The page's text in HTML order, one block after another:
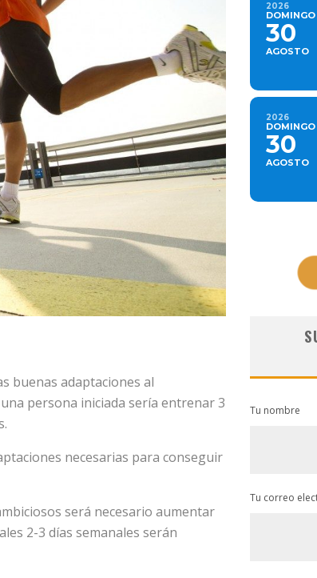
buenas adaptaciones al
persona iniciada sería entrenar 3
necesarias para conseguir
será necesario aumentar
2-3 días semanales serán
2026
DOMINGO
30
AGOSTO
2026
DOMINGO
30
AGOSTO
Tu nombre
Tu correo